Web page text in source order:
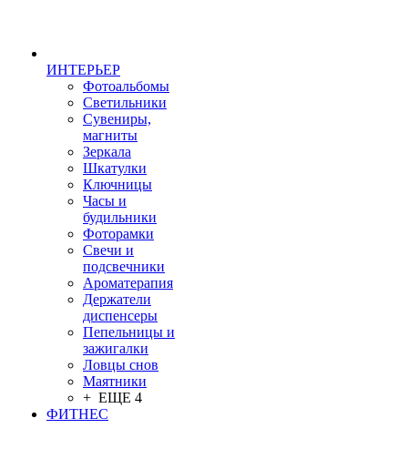
ИНТЕРЬЕР
Фотоальбомы
Светильники
Сувениры,
магниты
Зеркала
Шкатулки
Ключницы
Часы и
будильники
Фоторамки
Свечи и
подсвечники
Ароматерапия
Держатели
диспенсеры
Пепельницы и
зажигалки
Ловцы снов
Маятники
+ ЕЩЕ 4
ФИТНЕС